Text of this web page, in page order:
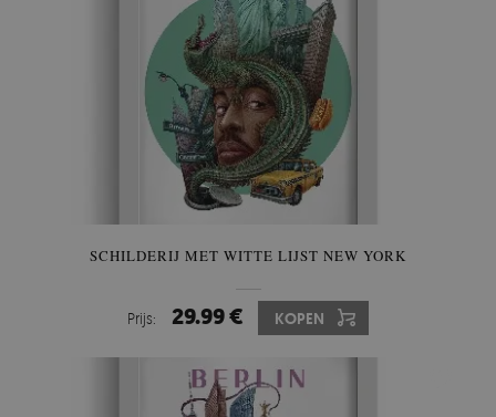
SCHILDERIJ MET WITTE LIJST NEW YORK
Prijs: 29.99 € KOPEN